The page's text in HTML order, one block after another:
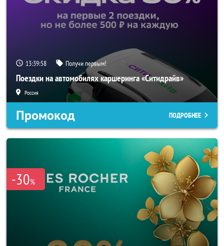
13:39:56 Получи первым!
Поездки на автомобилях каршеринга «Ситидрайв»
Россия
Промокод ПОДРОБНЕЕ
-30%